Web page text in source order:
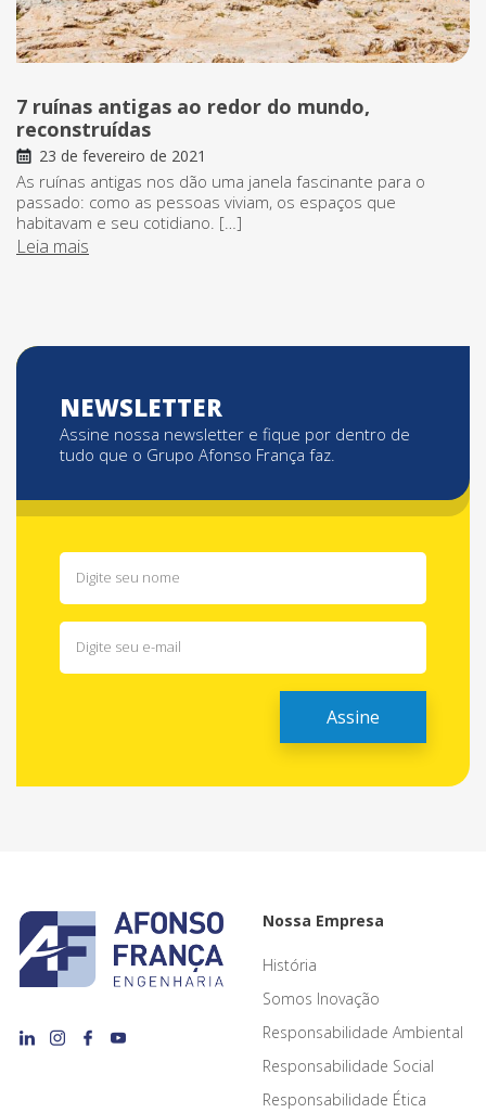
7 ruínas antigas ao redor do mundo,
reconstruídas
23 de fevereiro de 2021
As ruínas antigas nos dão uma janela fascinante para o
passado: como as pessoas viviam, os espaços que
habitavam e seu cotidiano. […]
Leia mais
NEWSLETTER
Assine nossa newsletter e fique por dentro de
tudo que o Grupo Afonso França faz.
Nossa Empresa
História
Somos Inovação
Responsabilidade Ambiental
Responsabilidade Social
Responsabilidade Ética